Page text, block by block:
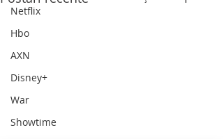
Netflix
Hbo
AXN
Disney+
War
Showtime